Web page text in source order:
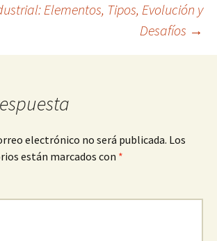
Elementos, Tipos, Evolución y
Desafíos →
electrónico no será publicada. Los
están marcados con *